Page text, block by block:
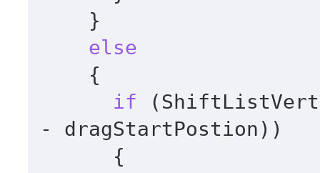
else
if
- dragStartPostion))